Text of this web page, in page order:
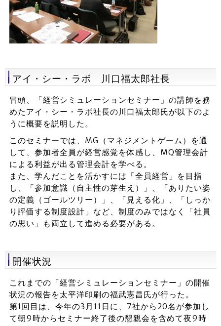
アイ・シー・ラボ 川口福太郎社長
冒頭、「経営シミュレーションセミナー」の講師を務
めたアイ・シー・ラボ社長の川口福太郎氏が以下のよ
うに概要を説明した。
このセミナーでは、MG（マネジメントゲーム）を通
して、参加者全員が経営感覚を体感し、MQ管理会計
による利益が出る管理会計を学べる。
また、学んだことを活かすには「全員経営」を目指
し、「参加意識（自主性の芽生え）」、「ありたい姿
の定義（ゴールツリー）」、「見える化」、「しっか
り評価する制度設計」など、制度のみではなく「社員
の思い」も両立して進める必要がある。
開催状況
これまでの「経営シミュレーションセミナー」の開催
状況の報告を太平洋印刷の福武憲昌氏が行った。
第1回目は、今年の3月11日に、7社から20名が参加し
て朝9時からセミナー終了後の懇親会を含めて夜9時